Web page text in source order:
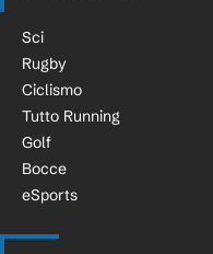
Sci
Rugby
Ciclismo
Tutto Running
Golf
Bocce
eSports